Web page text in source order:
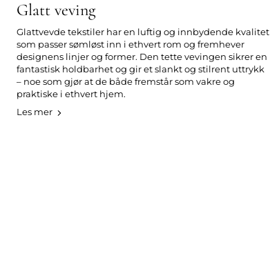
Glatt veving
Glattvevde tekstiler har en luftig og innbydende kvalitet
som passer sømløst inn i ethvert rom og fremhever
designens linjer og former. Den tette vevingen sikrer en
fantastisk holdbarhet og gir et slankt og stilrent uttrykk
– noe som gjør at de både fremstår som vakre og
praktiske i ethvert hjem.
Les mer